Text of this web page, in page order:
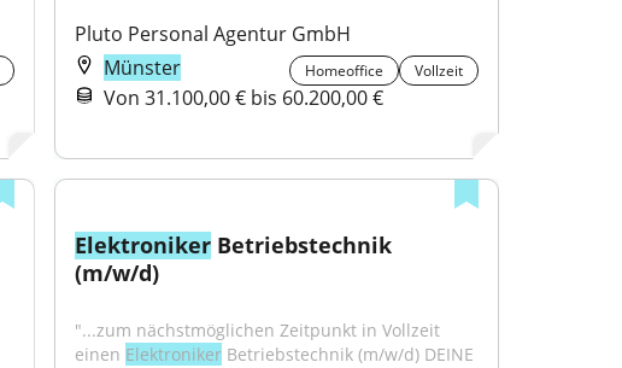
Pluto Personal Agentur GmbH
Münster
Homeoffice Vollzeit
Von 31.100,00 € bis 60.200,00 €
Elektroniker Betriebstechnik
(m/w/d)
"...zum nächstmöglichen Zeitpunkt in Vollzeit
einen Elektroniker Betriebstechnik (m/w/d) DEINE